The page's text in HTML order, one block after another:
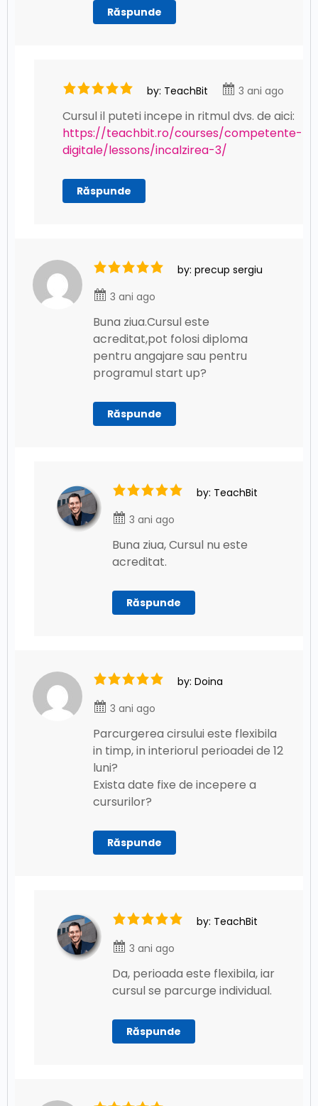
Răspunde
by: TeachBit 3 ani ago
Cursul il puteti incepe in ritmul dvs. de aici:
https://teachbit.ro/courses/competente-
digitale/lessons/incalzirea-3/
Răspunde
by: precup sergiu
3 ani ago
Buna ziua.Cursul este
acreditat,pot folosi diploma
pentru angajare sau pentru
programul start up?
Răspunde
by: TeachBit
3 ani ago
Buna ziua, Cursul nu este
acreditat.
Răspunde
by: Doina
3 ani ago
Parcurgerea cirsului este flexibila
in timp, in interiorul perioadei de 12
luni?
Exista date fixe de incepere a
cursurilor?
Răspunde
by: TeachBit
3 ani ago
Da, perioada este flexibila, iar
cursul se parcurge individual.
Răspunde